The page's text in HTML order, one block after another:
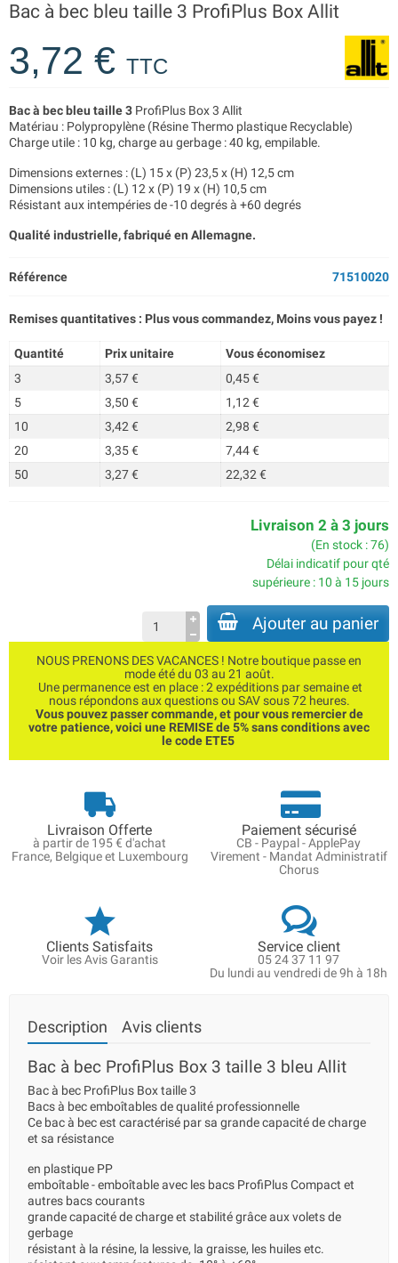
Bac à bec bleu taille 3 ProfiPlus Box Allit
3,72 € TTC
Bac à bec bleu taille 3 ProfiPlus Box 3 Allit
Matériau : Polypropylène (Résine Thermo plastique Recyclable)
Charge utile : 10 kg, charge au gerbage : 40 kg, empilable.
Dimensions externes : (L) 15 x (P) 23,5 x (H) 12,5 cm
Dimensions utiles : (L) 12 x (P) 19 x (H) 10,5 cm
Résistant aux intempéries de -10 degrés à +60 degrés
Qualité industrielle, fabriqué en Allemagne.
Référence 71510020
Remises quantitatives : Plus vous commandez, Moins vous payez !
Quantité Prix unitaire
Vous économisez
3
3,57 €
0,45 €
5
3,50 €
1,12 €
10
3,42 €
2,98 €
20
3,35 €
7,44 €
50
3,27 € 22,32 €
Livraison 2 à 3 jours
(En stock : 76)
Délai indicatif pour qté
supérieure : 10 à 15 jours
Ajouter au panier
NOUS PRENONS DES VACANCES ! Notre boutique passe en
mode été du 03 au 21 août.
Une permanence est en place : 2 expéditions par semaine et
nous répondons aux questions ou SAV sous 72 heures.
Vous pouvez passer commande, et pour vous remercier de
votre patience, voici une REMISE de 5% sans conditions avec
le code ETE5
Livraison Offerte
à partir de 195 € d'achat
France, Belgique et Luxembourg
Paiement sécurisé
CB - Paypal - ApplePay
Virement - Mandat Administratif
Chorus
Clients Satisfaits
Voir les Avis Garantis
Service client
05 24 37 11 97
Du lundi au vendredi de 9h à 18h
Description Avis clients
Bac à bec ProfiPlus Box 3 taille 3 bleu Allit
Bac à bec ProfiPlus Box taille 3
Bacs à bec emboîtables de qualité professionnelle
Ce bac à bec est caractérisé par sa grande capacité de charge
et sa résistance
en plastique PP
emboîtable - emboîtable avec les bacs ProfiPlus Compact et
autres bacs courants
grande capacité de charge et stabilité grâce aux volets de
gerbage
résistant à la résine, la lessive, la graisse, les huiles etc.